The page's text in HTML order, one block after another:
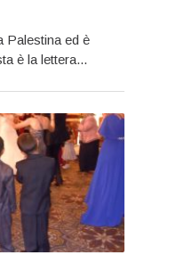
Palestina ed è
è la lettera...